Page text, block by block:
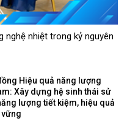
nghệ nhiệt trong kỷ nguyên
Hiệu quả năng lượng
Xây dựng hệ sinh thái sử
lượng tiết kiệm, hiệu quả
vững